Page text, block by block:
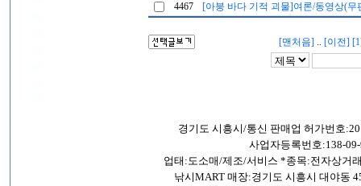
4467 [아붕 바다 기적 괴물]여론/동영상(
[맨처음] .. [이전]
경기도 시흥시/통신 판매업 허가번호
사업자등록번호:138-
업태:도소매/제조/서비스 *종목:전자상거
낚시MART 매장:경기도 시흥시 대야동